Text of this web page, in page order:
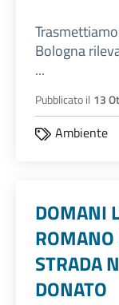
Bologna
...
Pubblicato il 13
Ambiente
DOMANI
STRADA
DONATO